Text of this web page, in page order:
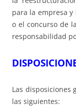
para la empresa
o el concurso de
responsabilidad
Las disposiciones
las siguientes: